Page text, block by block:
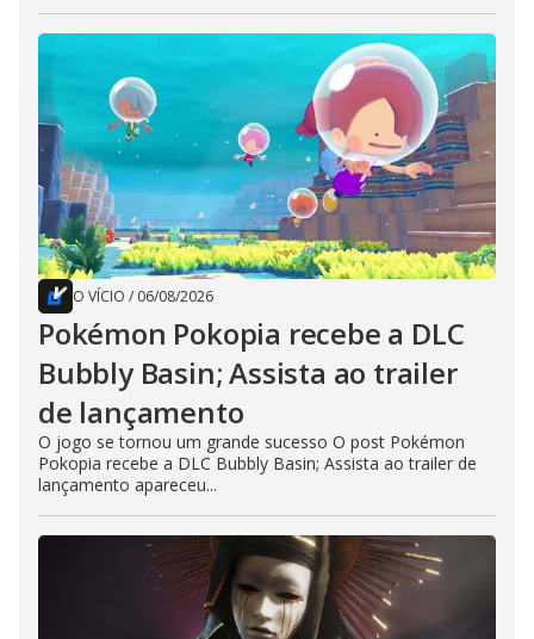
O VÍCIO / 06/08/2026
Pokémon Pokopia recebe a DLC
Bubbly Basin; Assista ao trailer
de lançamento
O jogo se tornou um grande sucesso O post Pokémon
Pokopia recebe a DLC Bubbly Basin; Assista ao trailer de
lançamento apareceu...